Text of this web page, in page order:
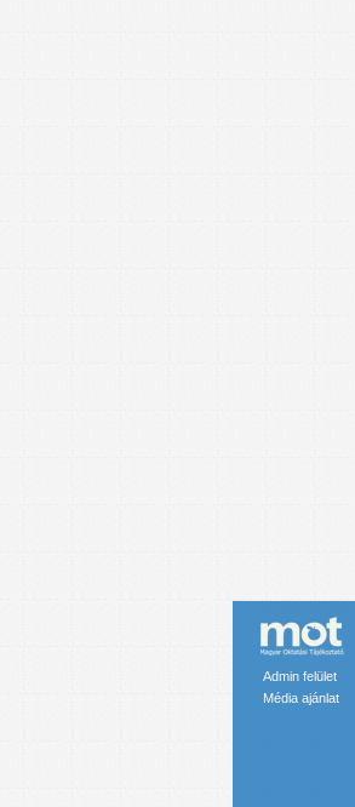
Admin felület
Média ajánlat